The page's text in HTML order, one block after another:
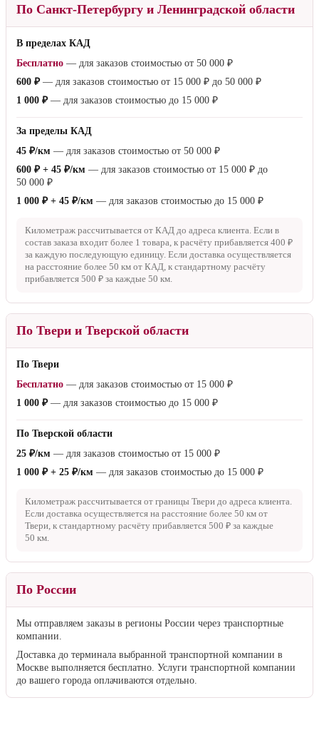
По Санкт-Петербургу и Ленинградской области
В пределах КАД
Бесплатно — для заказов стоимостью от 50 000 ₽
600 ₽— для заказов стоимостью от 15 000 ₽ до 50 000 ₽
1 000 ₽— для заказов стоимостью до 15 000 ₽
За пределы КАД
45 ₽/км — для заказов стоимостью от 50 000 ₽
600 ₽ + 45 ₽/км — для заказов стоимостью от 15 000 ₽ до
50 000 ₽
1 000 ₽ + 45 ₽/км — для заказов стоимостью до 15 000 ₽
Километраж рассчитывается от КАД до адреса клиента. Если в
состав заказа входит более 1 товара, к расчёту прибавляется 400 ₽
за каждую последующую единицу. Если доставка осуществляется
на расстояние более 50 км от КАД, к стандартному расчёту
прибавляется 500 ₽ за каждые 50 км.
По Твери и Тверской области
По Твери
Бесплатно — для заказов стоимостью от 15 000 ₽
1 000 ₽— для заказов стоимостью до 15 000 ₽
По Тверской области
25 ₽/км — для заказов стоимостью от 15 000 ₽
1 000 ₽ + 25 ₽/км — для заказов стоимостью до 15 000 ₽
Километраж рассчитывается от границы Твери до адреса клиента.
Если доставка осуществляется на расстояние более 50 км от
Твери, к стандартному расчёту прибавляется 500 ₽ за каждые
50 км.
По России
Мы отправляем заказы в регионы России через транспортные
компании.
Доставка до терминала выбранной транспортной компании в
Москве выполняется бесплатно. Услуги транспортной компании
до вашего города оплачиваются отдельно.